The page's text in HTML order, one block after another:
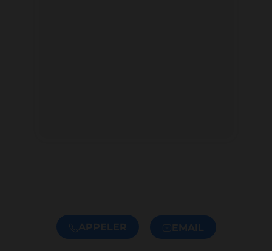
APPELER EMAIL